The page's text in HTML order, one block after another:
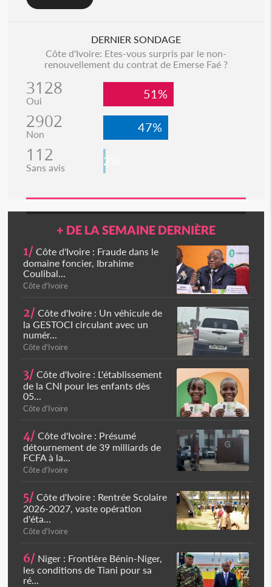
DERNIER SONDAGE
Côte d'Ivoire: Etes-vous surpris par le non-
renouvellement du contrat de Emerse Faé ?
3128
Oui 51%
2902
Non 47%
112
Sans avis 2%
+ DE LA SEMAINE DERNIÈRE
1/ Côte d'Ivoire : Fraude dans le
domaine foncier, Ibrahime
Coulibal...
Côte d'Ivoire
2/ Côte d'Ivoire : Un véhicule de
la GESTOCI circulant avec un
numér...
Côte d'Ivoire
3/ Côte d'Ivoire : L'établissement
de la CNI pour les enfants dès
05...
Côte d'Ivoire
4/ Côte d'Ivoire : Présumé
détournement de 39 milliards de
FCFA à la...
Côte d'Ivoire
5/ Côte d'Ivoire : Rentrée Scolaire
2026-2027, vaste opération
d'éta...
Côte d'Ivoire
6/ Niger : Frontière Bénin-Niger,
les conditions de Tiani pour sa
ré...